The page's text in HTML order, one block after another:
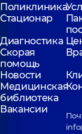
Поликлиника
Стационар
Диагностика
Скорая
помощь
Новости
Медицинская
библиотека
Вакансии